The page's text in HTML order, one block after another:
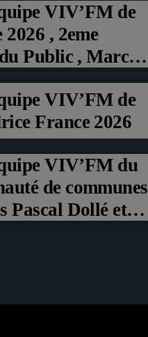
VIV’FM de
, 2eme
Public , Marche
2026
VIV’FM de
France 2026
VIV’FM du
de communes
Pascal Dollé et